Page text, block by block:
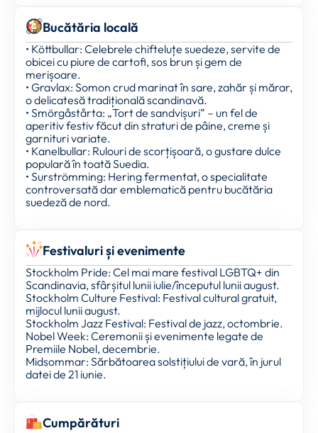
Bucătăria locală
• Köttbullar: Celebrele chifteluțe suedeze, servite de
obicei cu piure de cartofi, sos brun și gem de
merișoare.
• Gravlax: Somon crud marinat în sare, zahăr și mărar,
o delicatesă tradițională scandinavă.
• Smörgåstårta: „Tort de sandvișuri” – un fel de
aperitiv festiv făcut din straturi de pâine, creme și
garnituri variate.
• Kanelbullar: Rulouri de scorțișoară, o gustare dulce
populară în toată Suedia.
• Surströmming: Hering fermentat, o specialitate
controversată dar emblematică pentru bucătăria
suedeză de nord.
Festivaluri și evenimente
Stockholm Pride: Cel mai mare festival LGBTQ+ din
Scandinavia, sfârșitul lunii iulie/începutul lunii august.
Stockholm Culture Festival: Festival cultural gratuit,
mijlocul lunii august.
Stockholm Jazz Festival: Festival de jazz, octombrie.
Nobel Week: Ceremonii și evenimente legate de
Premiile Nobel, decembrie.
Midsommar: Sărbătoarea solstițiului de vară, în jurul
datei de 21 iunie.
Cumpărături